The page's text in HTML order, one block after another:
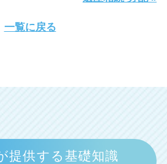
一覧に戻る
提供する基礎知識